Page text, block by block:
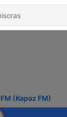
(Kəpəz FM)